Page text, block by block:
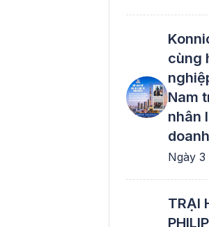
cùng
Nam
nhân
Ngày 3
TRẠI